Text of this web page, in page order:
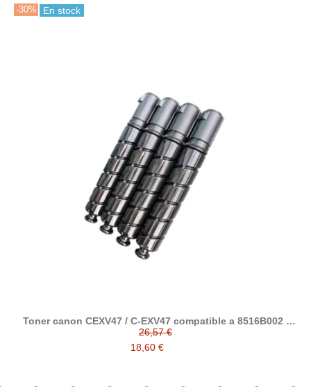
-30% En stock
Toner canon CEXV47 / C-EXV47 compatible a 8516B002 /
8517B002 / 8518B002 / 8519B002
26,57 €
18,60 €